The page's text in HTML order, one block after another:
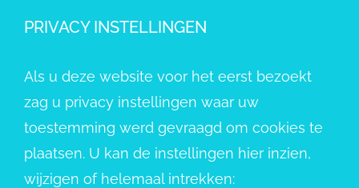
PRIVACY INSTELLINGEN
Als u deze website voor het eerst bezoekt
zag u privacy instellingen waar uw
toestemming werd gevraagd om cookies te
plaatsen. U kan de instellingen hier inzien,
wijzigen of helemaal intrekken: